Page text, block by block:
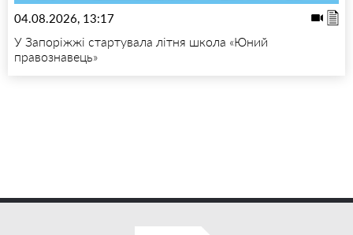
04.08.2026, 13:17
У Запоріжжі стартувала літня школа «Юний
правознавець»